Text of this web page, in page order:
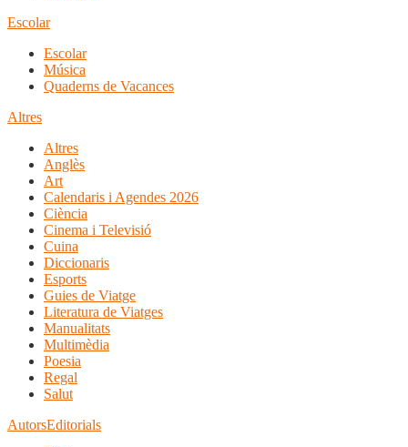
Escolar
Escolar
Música
Quaderns de Vacances
Altres
Altres
Anglès
Art
Calendaris i Agendes 2026
Ciència
Cinema i Televisió
Cuina
Diccionaris
Esports
Guies de Viatge
Literatura de Viatges
Manualitats
Multimèdia
Poesia
Regal
Salut
AutorsEditorials